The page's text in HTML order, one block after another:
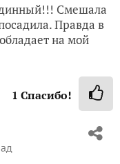
Смешала
Правда в
на мой
1 Спасибо!